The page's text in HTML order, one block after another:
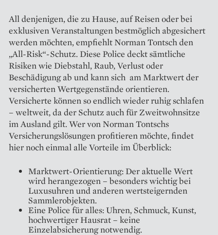
All denjenigen, die zu Hause, auf Reisen oder bei
exklusiven Veranstaltungen bestmöglich abgesichert
werden möchten, empfiehlt Norman Tontsch den
„All-Risk“-Schutz. Diese Police deckt sämtliche
Risiken wie Diebstahl, Raub, Verlust oder
Beschädigung ab und kann sich am Marktwert der
versicherten Wertgegenstände orientieren.
Versicherte können so endlich wieder ruhig schlafen
– weltweit, da der Schutz auch für Zweitwohnsitze
im Ausland gilt. Wer von Norman Tontschs
Versicherungslösungen profitieren möchte, findet
hier noch einmal alle Vorteile im Überblick:
Marktwert-Orientierung: Der aktuelle Wert
wird herangezogen – besonders wichtig bei
Luxusuhren und anderen wertsteigernden
Sammlerobjekten.
Eine Police für alles: Uhren, Schmuck, Kunst,
hochwertiger Hausrat – keine
Einzelabsicherung notwendig.